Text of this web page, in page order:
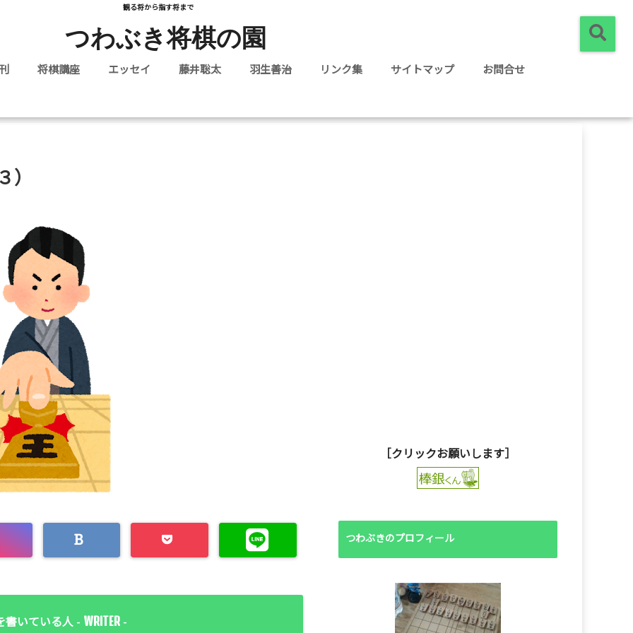
観る将から指す将まで
つわぶき将棋の園
将棋講座 エッセイ 藤井聡太 羽生善治 リンク集 サイトマップ お問合せ
）
書いている人 - WRITER -
［クリックお願いします］
つわぶきのプロフィール